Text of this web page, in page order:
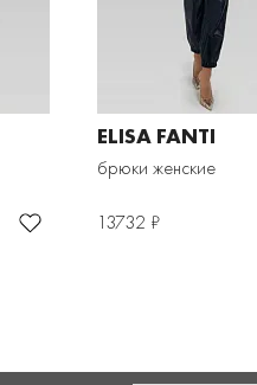
ELISA FANTI
брюки женские
13732 ₽